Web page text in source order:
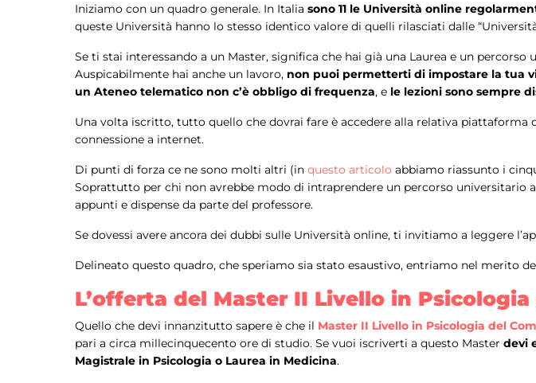
Iniziamo con un quadro generale. In Italia sono 11 le Università online
queste Università hanno lo stesso identico valore di quelli rilasciati dalle
Se ti stai interessando a un Master, significa che hai già una Laurea e un
Auspicabilmente hai anche un lavoro, non puoi permetterti di impostare la tua
un Ateneo telematico non c’è obbligo di frequenza, e le lezioni sono sempre
Una volta iscritto, tutto quello che dovrai fare è accedere alla relativa piattaforma
connessione a internet.
Di punti di forza ce ne sono molti altri (in questo articolo abbiamo riassunto i
Soprattutto per chi non avrebbe modo di intraprendere un percorso universitario
appunti e dispense da parte del professore.
Se dovessi avere ancora dei dubbi sulle Università online, ti invitiamo a leggere
Delineato questo quadro, che speriamo sia stato esaustivo, entriamo nel merito
L’offerta del Master II Livello in
Quello che devi innanzitutto sapere è che il Master II Livello in Psicologia del
pari a circa millecinquecento ore di studio. Se vuoi iscriverti a questo Master devi
Magistrale in Psicologia o Laurea in Medicina.